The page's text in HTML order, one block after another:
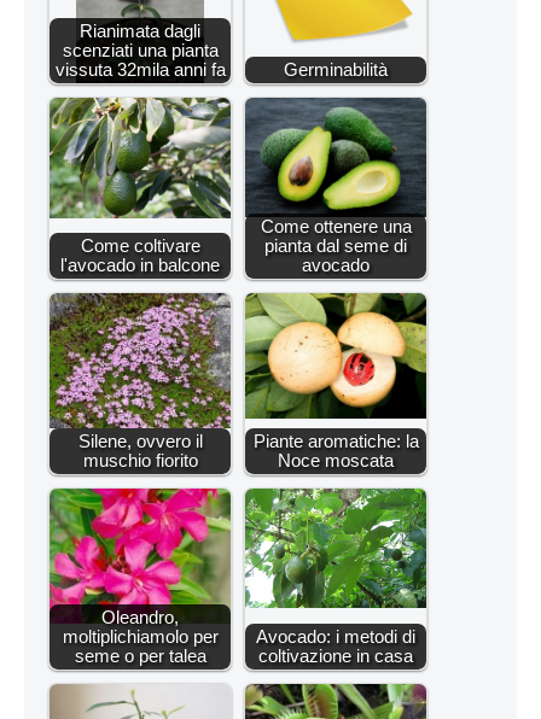
Rianimata dagli
scenziati una pianta
vissuta 32mila anni fa
Germinabilità
Come coltivare
l'avocado in balcone
Come ottenere una
pianta dal seme di
avocado
Silene, ovvero il
muschio fiorito
Piante aromatiche: la
Noce moscata
Oleandro,
moltiplichiamolo per
seme o per talea
Avocado: i metodi di
coltivazione in casa